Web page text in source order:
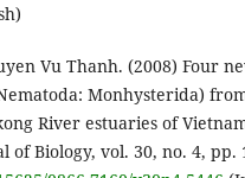
Vu Thanh. (2008) Four
Monhysterida)
River estuaries of
of Biology, vol. 30, no. 4, pp.